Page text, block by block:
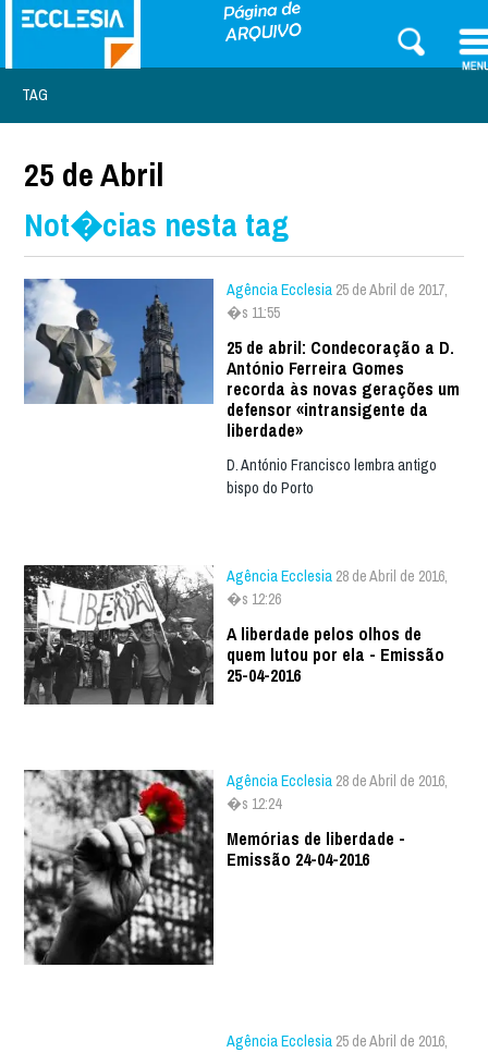
TAG
25 de Abril
Not�cias nesta tag
Agência Ecclesia 25 de Abril de 2017,
�s 11:55
25 de abril: Condecoração a D.
António Ferreira Gomes
recorda às novas gerações um
defensor «intransigente da
liberdade»
D. António Francisco lembra antigo
bispo do Porto
Agência Ecclesia 28 de Abril de 2016,
�s 12:26
A liberdade pelos olhos de
quem lutou por ela - Emissão
25-04-2016
Agência Ecclesia 28 de Abril de 2016,
�s 12:24
Memórias de liberdade -
Emissão 24-04-2016
Agência Ecclesia 25 de Abril de 2016,